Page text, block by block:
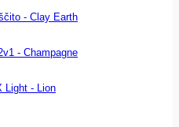
- Clay Earth
- Champagne
Light - Lion